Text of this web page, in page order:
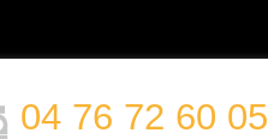
04 76 72 60 05